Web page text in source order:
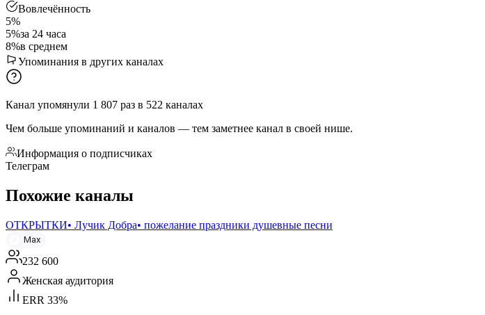
Вовлечённость
5%
5%за 24 часа
8%в среднем
Упоминания в других каналах
Канал упомянули 1 807 раз в 522 каналах
Чем больше упоминаний и каналов — тем заметнее канал в своей нише.
Информация о подписчиках
Телеграм
Похожие каналы
ОТКРЫТКИ• Лучик Добра• пожелание праздники душевные песни
Max
232 600
Женская аудитория
ERR 33%